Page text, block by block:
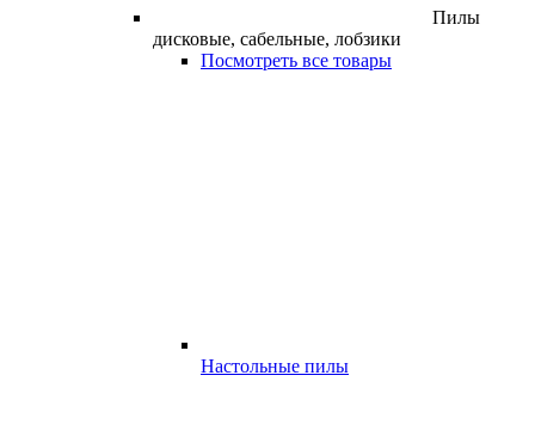
Пилы
дисковые, сабельные, лобзики
Посмотреть все товары
Настольные пилы